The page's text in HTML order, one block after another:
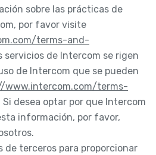
sobre las prácticas de
por favor visite
terms-and-
servicios de Intercom se rigen
de Intercom que se pueden
www.intercom.com/terms-
Si desea optar por que Intercom
información, por favor,
de terceros para proporcionar